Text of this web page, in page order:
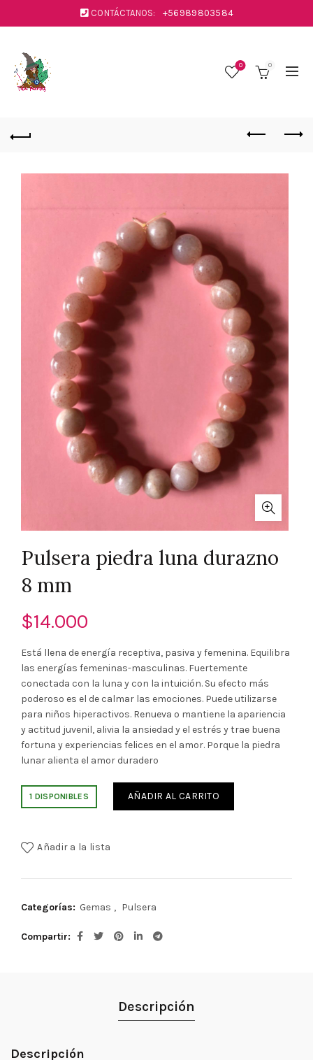
CONTÁCTANOS: +56989803584
0 0
Pulsera piedra luna durazno
8 mm
$14.000
Está llena de energía receptiva, pasiva y femenina. Equilibra
las energías femeninas-masculinas. Fuertemente
conectada con la luna y con la intuición. Su efecto más
poderoso es el de calmar las emociones. Puede utilizarse
para niños hiperactivos. Renueva o mantiene la apariencia
y actitud juvenil, alivia la ansiedad y el estrés y trae buena
fortuna y experiencias felices en el amor. Porque la piedra
lunar alienta el amor duradero
1 DISPONIBLES AÑADIR AL CARRITO
Añadir a la lista
Categorías: Gemas , Pulsera
Compartir
Descripción
Descripción